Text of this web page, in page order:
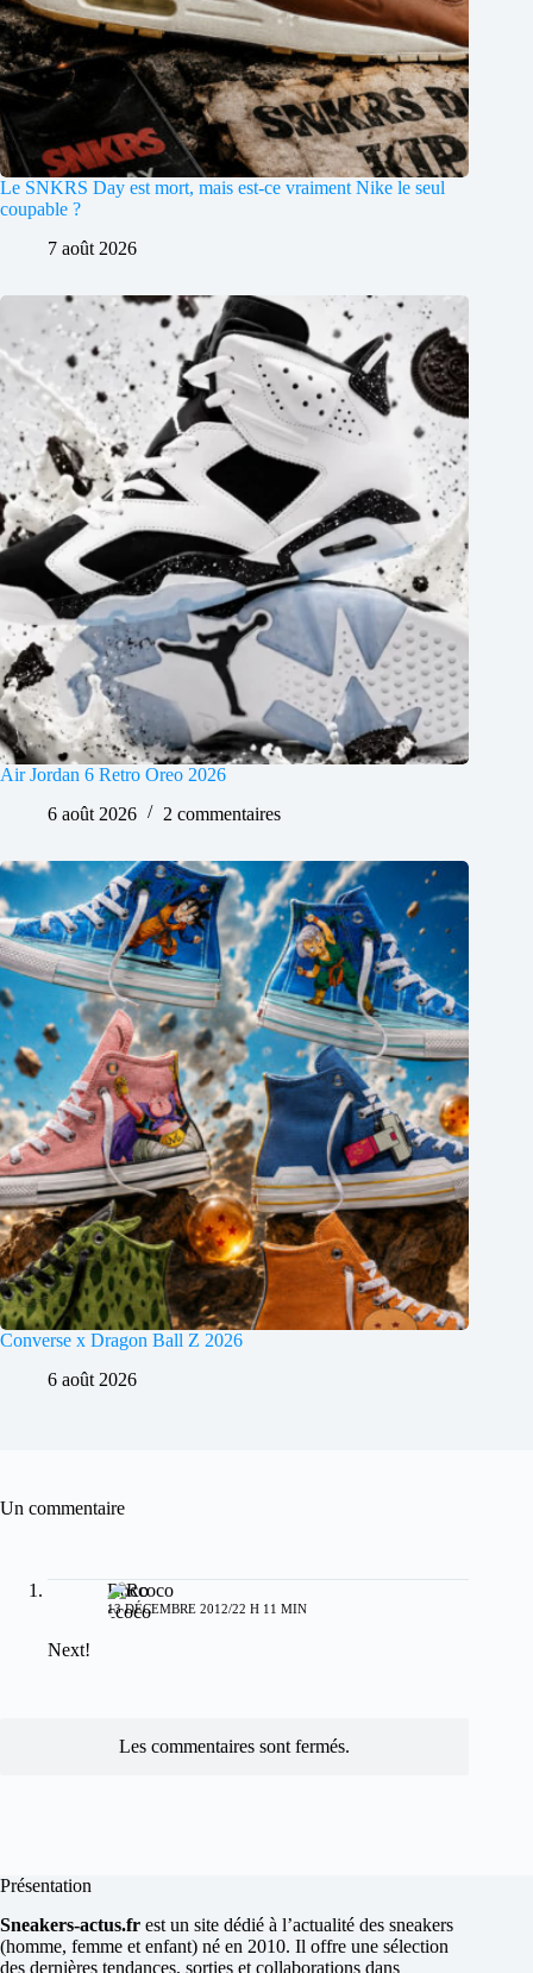
Le SNKRS Day est mort, mais est-ce vraiment Nike le seul
coupable ?
7 août 2026
Air Jordan 6 Retro Oreo 2026
6 août 2026
2 commentaires
Converse x Dragon Ball Z 2026
6 août 2026
Un commentaire
Roccoco
13 DÉCEMBRE 2012/22 H 11 MIN
Next!
Les commentaires sont fermés.
Présentation
Sneakers-actus.fr est un site dédié à l’actualité des sneakers
(homme, femme et enfant) né en 2010. Il offre une sélection
des dernières tendances, sorties et collaborations dans